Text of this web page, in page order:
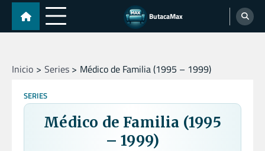
Skip
content
ButacaMax
Inicio Series Médico de Familia (1995 – 1999)
SERIES
Médico de Familia (1995
– 1999)